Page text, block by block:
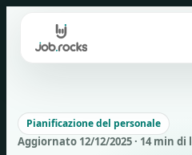
content
Pianificazione del personale
Aggiornato 12/12/2025 · 14 min